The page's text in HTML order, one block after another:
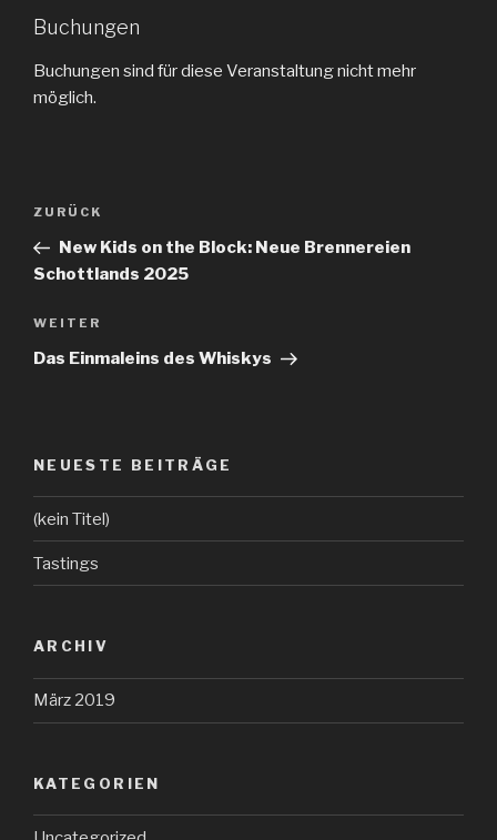
Buchungen
Buchungen sind für diese Veranstaltung nicht mehr
möglich.
Beitragsnavigation
Vorheriger
Beitrag
ZURÜCK
New Kids on the Block: Neue Brennereien
Schottlands 2025
Nächster
Beitrag
WEITER
Das Einmaleins des Whiskys
NEUESTE BEITRÄGE
(kein Titel)
Tastings
ARCHIV
März 2019
KATEGORIEN